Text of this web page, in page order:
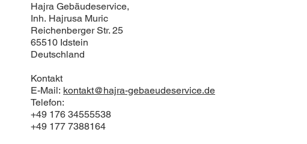
Hajra Gebäudeservice,
Inh. Hajrusa Muric
Reichenberger Str. 25
65510 Idstein
Deutschland
Kontakt
E-Mail: kontakt@hajra-gebaeudeservice.de
Telefon:
+49 176 34555538
+49 177 7388164